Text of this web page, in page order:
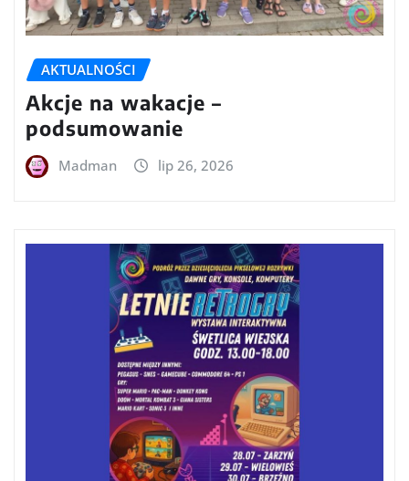
AKTUALNOŚCI
Akcje na wakacje –
podsumowanie
Madman lip 26, 2026